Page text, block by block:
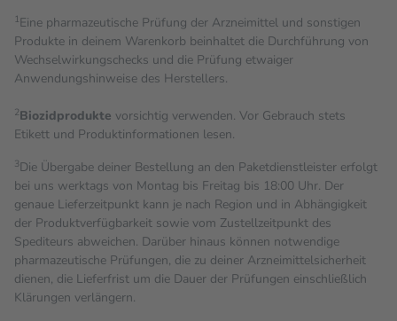
1Eine pharmazeutische Prüfung der Arzneimittel und sonstigen
Produkte in deinem Warenkorb beinhaltet die Durchführung von
Wechselwirkungschecks und die Prüfung etwaiger
Anwendungshinweise des Herstellers.
2Biozidprodukte vorsichtig verwenden. Vor Gebrauch stets
Etikett und Produktinformationen lesen.
3Die Übergabe deiner Bestellung an den Paketdienstleister erfolgt
bei uns werktags von Montag bis Freitag bis 18:00 Uhr. Der
genaue Lieferzeitpunkt kann je nach Region und in Abhängigkeit
der Produktverfügbarkeit sowie vom Zustellzeitpunkt des
Spediteurs abweichen. Darüber hinaus können notwendige
pharmazeutische Prüfungen, die zu deiner Arzneimittelsicherheit
dienen, die Lieferfrist um die Dauer der Prüfungen einschließlich
Klärungen verlängern.